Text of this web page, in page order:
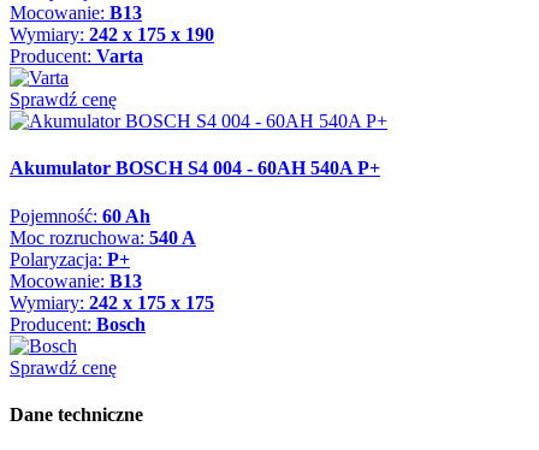
Mocowanie: B13
Wymiary: 242 x 175 x 190
Producent: Varta
Sprawdź cenę
Akumulator BOSCH S4 004 - 60AH 540A P+
Pojemność: 60 Ah
Moc rozruchowa: 540 A
Polaryzacja: P+
Mocowanie: B13
Wymiary: 242 x 175 x 175
Producent: Bosch
Sprawdź cenę
Dane techniczne